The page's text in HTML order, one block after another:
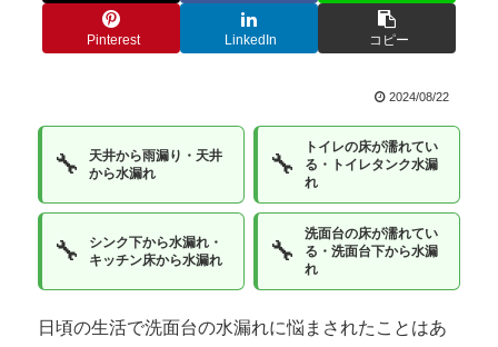
Pinterest LinkedIn コピー
2024/08/22
🔧
天井から雨漏り・天井
から水漏れ
🔧
トイレの床が濡れてい
る・トイレタンク水漏
れ
🔧
シンク下から水漏れ・
キッチン床から水漏れ
🔧
洗面台の床が濡れてい
る・洗面台下から水漏
れ
日頃の生活で洗面台の水漏れに悩まされたことはあ